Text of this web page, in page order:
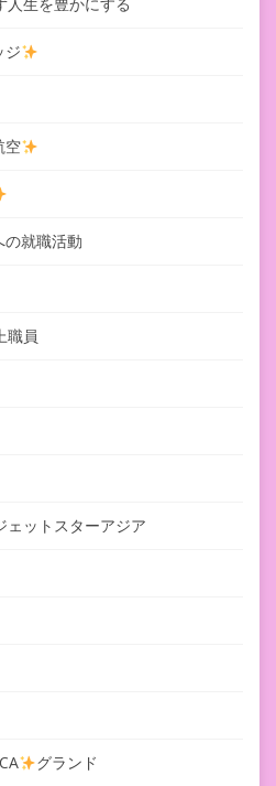
ジ
空
の就職活動
職員
ェットスターアジア
CA グランド